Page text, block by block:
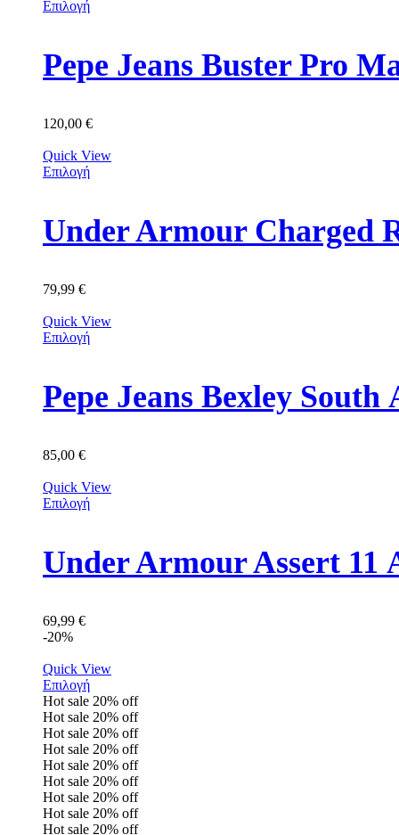
Επιλογή
Pepe Jeans Buster Pro
120,00 €
Quick View
Επιλογή
Under Armour Charged
79,99 €
Quick View
Επιλογή
Pepe Jeans Bexley
85,00 €
Quick View
Επιλογή
Under Armour Assert 11
69,99 €
-20%
Quick View
Επιλογή
Hot sale 20% off
Hot sale 20% off
Hot sale 20% off
Hot sale 20% off
Hot sale 20% off
Hot sale 20% off
Hot sale 20% off
Hot sale 20% off
Hot sale 20% off